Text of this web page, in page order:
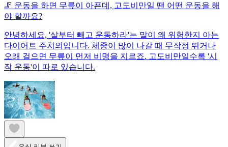
🦵 운동을 하면 무릎이 아픈데, 고도비만일 땐 어떤 운동을 해
야 할까요?
안녕하세요, '살부터 빼고 운동하라'는 말이 왜 위험한지 아는
다이어트 주치의입니다. 체중이 많이 나갈 때 무작정 뛰거나
오래 걸으면 무릎이 먼저 비명을 지르죠. 고도비만일수록 '시
작 운동'이 따로 있습니다.